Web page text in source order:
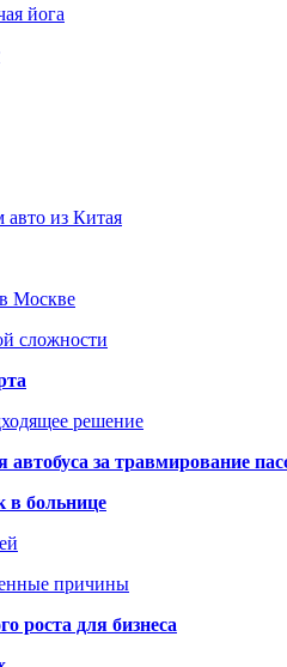
йога
авто из Китая
Москве
сложности
решение
за травмирование
в больнице
причины
роста для бизнеса